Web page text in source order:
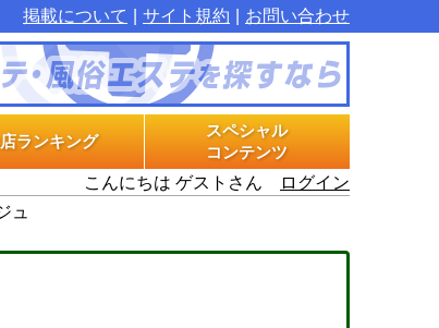
掲載について サイト規約 お問い合わせ
ランキング
スペシャル
コンテンツ
グラビアプラス
エステ体験漫画
マル秘インタビュー
こんにちは ゲストさん
ログイン
ュ